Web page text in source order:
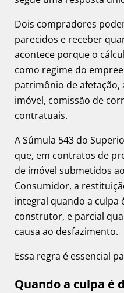
Dois compradores
parecidos e receber
acontece porque o
como regime do
patrimônio de afetação,
imóvel, comissão de
contratuais.
A Súmula 543 do
que, em contratos de
de imóvel submetidos
Consumidor, a
integral quando a culpa
construtor, e parcial
causa ao desfazimento.
Essa regra é essencial
Quando a culpa é